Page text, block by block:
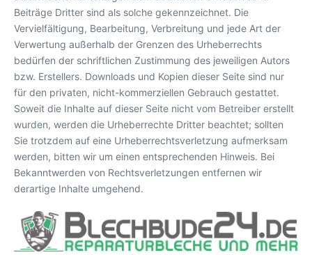
Beiträge Dritter sind als solche gekennzeichnet. Die
Vervielfältigung, Bearbeitung, Verbreitung und jede Art der
Verwertung außerhalb der Grenzen des Urheberrechts
bedürfen der schriftlichen Zustimmung des jeweiligen Autors
bzw. Erstellers. Downloads und Kopien dieser Seite sind nur
für den privaten, nicht-kommerziellen Gebrauch gestattet.
Soweit die Inhalte auf dieser Seite nicht vom Betreiber erstellt
wurden, werden die Urheberrechte Dritter beachtet; sollten
Sie trotzdem auf eine Urheberrechtsverletzung aufmerksam
werden, bitten wir um einen entsprechenden Hinweis. Bei
Bekanntwerden von Rechtsverletzungen entfernen wir
derartige Inhalte umgehend.